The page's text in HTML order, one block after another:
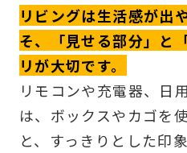
リビングは生活感が出
そ、「見せる部分」と
リが大切です。
リモコンや充電器、日
は、ボックスやカゴを
と、すっきりとした印